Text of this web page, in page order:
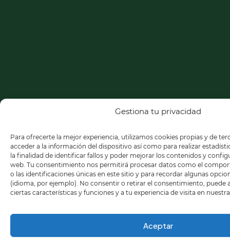
Gestiona tu privacidad
Para ofrecerte la mejor experiencia, utilizamos cookies propias y de
acceder a la información del dispositivo así como para realizar
la finalidad de identificar fallos y poder mejorar los contenidos y
web. Tu consentimiento nos permitirá procesar datos como el
o las identificaciones únicas en este sitio y para recordar algunas
(idioma, por ejemplo). No consentir o retirar el consentimiento, puede
ciertas características y funciones y a tu experiencia de visita en
Aceptar